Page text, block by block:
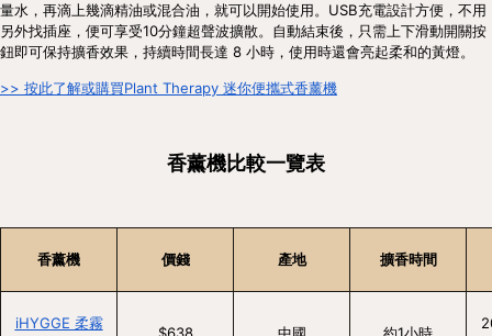
量水，再滴上幾滴精油或混合油，就可以開始使用。USB充電設計方便，不用
另外找插座，便可享受10分鐘超聲波擴散。自動結束後，只需上下滑動開關按
鈕即可保持擴香效果，持續時間長達 8 小時，使用時還會亮起柔和的黃燈。
>> 按此了解或購買Plant Therapy 迷你便攜式香薰機
香薰機比較一覽表
香薰機 價錢 產地 擴香時間
iHYGGE 柔霧